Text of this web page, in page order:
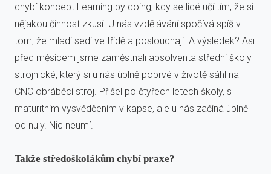
chybí koncept Learning by doing, kdy se lidé učí tím, že si
nějakou činnost zkusí. U nás vzdělávání spočívá spíš v
tom, že mladí sedí ve třídě a poslouchají. A výsledek? Asi
před měsícem jsme zaměstnali absolventa střední školy
strojnické, který si u nás úplně poprvé v životě sáhl na
CNC obráběcí stroj. Přišel po čtyřech letech školy, s
maturitním vysvědčením v kapse, ale u nás začíná úplně
od nuly. Nic neumí.
Takže středoškolákům chybí praxe?